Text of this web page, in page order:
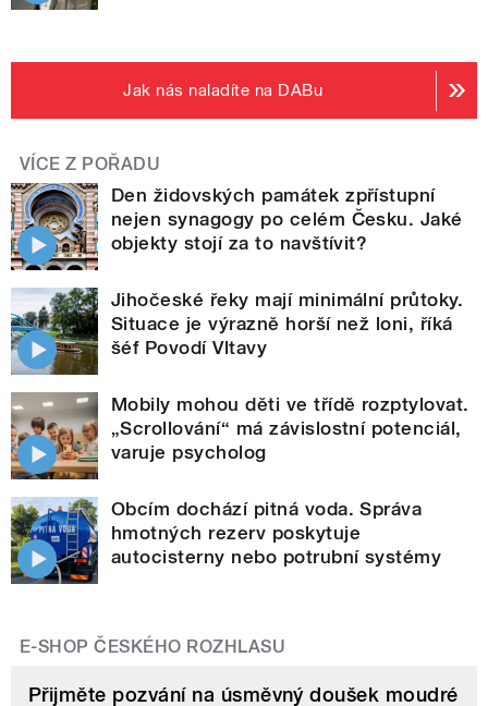
Jak nás naladíte na DABu
VÍCE Z POŘADU
Den židovských památek zpřístupní
nejen synagogy po celém Česku. Jaké
objekty stojí za to navštívit?
Jihočeské řeky mají minimální průtoky.
Situace je výrazně horší než loni, říká
šéf Povodí Vltavy
Mobily mohou děti ve třídě rozptylovat.
„Scrollování“ má závislostní potenciál,
varuje psycholog
Obcím dochází pitná voda. Správa
hmotných rezerv poskytuje
autocisterny nebo potrubní systémy
E-SHOP ČESKÉHO ROZHLASU
Přijměte pozvání na úsměvný doušek moudré